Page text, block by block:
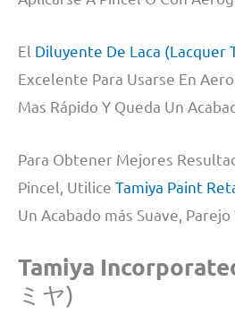
El Diluyente De Laca (Lacquer
Excelente Para Usarse En
Mas Rápido Y Queda Un
Para Obtener Mejores
Pincel, Utilice Tamiya Paint
Un Acabado más Suave, Parejo
Tamiya
ミヤ)